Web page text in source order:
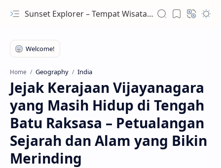
Sunset Explorer – Tempat Wisata Terindah Dunia
Home Geography India
Jejak Kerajaan Vijayanagara
yang Masih Hidup di Tengah
Batu Raksasa – Petualangan
Sejarah dan Alam yang Bikin
Merinding